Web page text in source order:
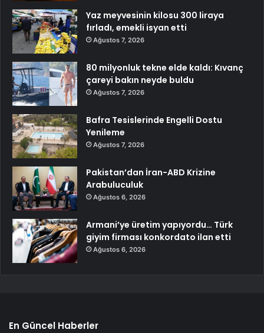
Yaz meyvesinin kilosu 300 liraya
fırladı, emekli isyan etti
Ağustos 7, 2026
80 milyonluk tekne elde kaldı: Kıvanç
çareyi bakın neyde buldu
Ağustos 7, 2026
Bafra Tesislerinde Engelli Dostu
Yenileme
Ağustos 7, 2026
Pakistan’dan İran-ABD Krizine
Arabuluculuk
Ağustos 6, 2026
Armani’ye üretim yapıyordu… Türk
giyim firması konkordato ilan etti
Ağustos 6, 2026
En Güncel Haberler